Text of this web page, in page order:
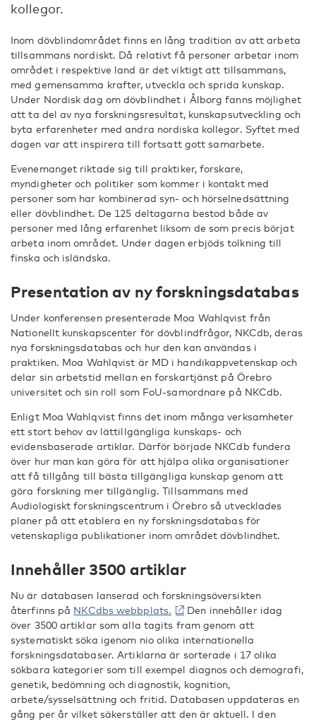
kollegor.
Inom dövblindområdet finns en lång tradition av att arbeta
tillsammans nordiskt. Då relativt få personer arbetar inom
området i respektive land är det viktigt att tillsammans,
med gemensamma krafter, utveckla och sprida kunskap.
Under Nordisk dag om dövblindhet i Ålborg fanns möjlighet
att ta del av nya forskningsresultat, kunskapsutveckling och
byta erfarenheter med andra nordiska kollegor. Syftet med
dagen var att inspirera till fortsatt gott samarbete.
Evenemanget riktade sig till praktiker, forskare,
myndigheter och politiker som kommer i kontakt med
personer som har kombinerad syn- och hörselnedsättning
eller dövblindhet. De 125 deltagarna bestod både av
personer med lång erfarenhet liksom de som precis börjat
arbeta inom området. Under dagen erbjöds tolkning till
finska och isländska.
Presentation av ny forskningsdatabas
Under konferensen presenterade Moa Wahlqvist från
Nationellt kunskapscenter för dövblindfrågor, NKCdb, deras
nya forskningsdatabas och hur den kan användas i
praktiken. Moa Wahlqvist är MD i handikappvetenskap och
delar sin arbetstid mellan en forskartjänst på Örebro
universitet och sin roll som FoU-samordnare på NKCdb.
Enligt Moa Wahlqvist finns det inom många verksamheter
ett stort behov av lättillgängliga kunskaps- och
evidensbaserade artiklar. Därför började NKCdb fundera
över hur man kan göra för att hjälpa olika organisationer
att få tillgång till bästa tillgängliga kunskap genom att
göra forskning mer tillgänglig. Tillsammans med
Audiologiskt forskningscentrum i Örebro så utvecklades
planer på att etablera en ny forskningsdatabas för
vetenskapliga publikationer inom området dövblindhet.
Innehåller 3500 artiklar
Nu är databasen lanserad och forskningsöversikten
återfinns på NKCdbs webbplats.
Den innehåller idag
över 3500 artiklar som alla tagits fram genom att
systematiskt söka igenom nio olika internationella
forskningsdatabaser. Artiklarna är sorterade i 17 olika
sökbara kategorier som till exempel diagnos och demografi,
genetik, bedömning och diagnostik, kognition,
arbete/sysselsättning och fritid. Databasen uppdateras en
gång per år vilket säkerställer att den är aktuell. I den